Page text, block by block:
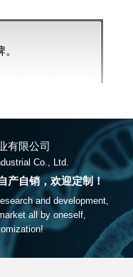
有限公司
Co., Ltd.
产自销，欢迎定制！
and development,
all by oneself,